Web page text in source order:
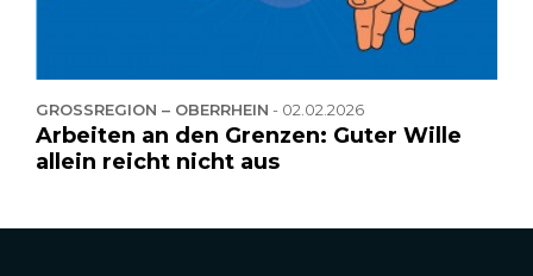
GROSSREGION – OBERRHEIN - 02.02.2026
Arbeiten an den Grenzen: Guter Wille
allein reicht nicht aus